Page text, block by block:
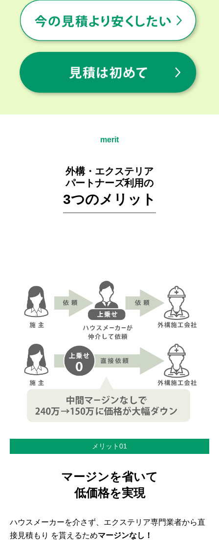
merit
外構・エクステリア
パートナーズ利用の
3つのメリット
メリット01
マージンを省いて
低価格を実現
ハウスメーカーを介さず、エクステリア専門業者から直
接見積もり を貰えるためマージンなし！